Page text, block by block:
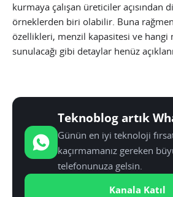
kurmaya çalışan üreticiler açısından
örneklerden biri olabilir. Buna
özellikleri, menzil kapasitesi ve hangi
sunulacağı gibi detaylar henüz
Teknoblog artık
Günün en iyi teknoloji
kaçırmamanız gereken
telefonunuza gelsin.
Kanala Katıl